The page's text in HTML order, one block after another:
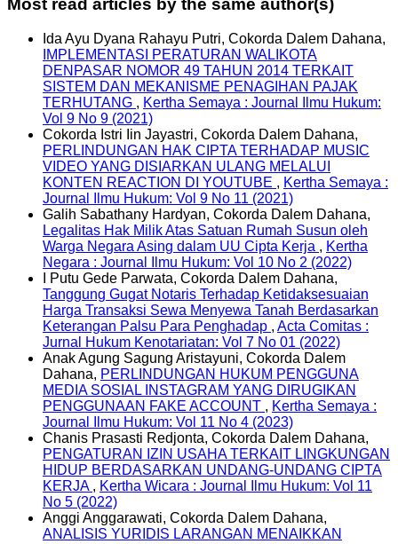
Most read articles by the same author(s)
Ida Ayu Dyana Rahayu Putri, Cokorda Dalem Dahana,
IMPLEMENTASI PERATURAN WALIKOTA
DENPASAR NOMOR 49 TAHUN 2014 TERKAIT
SISTEM DAN MEKANISME PENAGIHAN PAJAK
TERHUTANG , Kertha Semaya : Journal Ilmu Hukum:
Vol 9 No 9 (2021)
Cokorda Istri Iin Jayastri, Cokorda Dalem Dahana,
PERLINDUNGAN HAK CIPTA TERHADAP MUSIC
VIDEO YANG DISIARKAN ULANG MELALUI
KONTEN REACTION DI YOUTUBE , Kertha Semaya :
Journal Ilmu Hukum: Vol 9 No 11 (2021)
Galih Sabathany Hardyan, Cokorda Dalem Dahana,
Legalitas Hak Milik Atas Satuan Rumah Susun oleh
Warga Negara Asing dalam UU Cipta Kerja , Kertha
Negara : Journal Ilmu Hukum: Vol 10 No 2 (2022)
I Putu Gede Parwata, Cokorda Dalem Dahana,
Tanggung Gugat Notaris Terhadap Ketidaksesuaian
Harga Transaksi Sewa Menyewa Tanah Berdasarkan
Keterangan Palsu Para Penghadap , Acta Comitas :
Jurnal Hukum Kenotariatan: Vol 7 No 01 (2022)
Anak Agung Sagung Aristayuni, Cokorda Dalem
Dahana, PERLINDUNGAN HUKUM PENGGUNA
MEDIA SOSIAL INSTAGRAM YANG DIRUGIKAN
PENGGUNAAN FAKE ACCOUNT , Kertha Semaya :
Journal Ilmu Hukum: Vol 11 No 4 (2023)
Chanis Prasasti Redjonta, Cokorda Dalem Dahana,
PENGATURAN IZIN USAHA TERKAIT LINGKUNGAN
HIDUP BERDASARKAN UNDANG-UNDANG CIPTA
KERJA , Kertha Wicara : Journal Ilmu Hukum: Vol 11
No 5 (2022)
Anggi Anggarawati, Cokorda Dalem Dahana,
ANALISIS YURIDIS LARANGAN MENAIKKAN